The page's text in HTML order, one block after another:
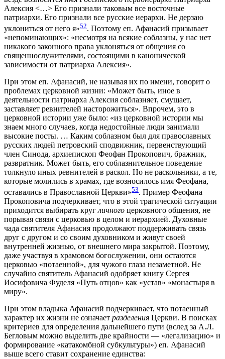
Алексия <…> Его признали таковым все восточные
патриархи. Его признали все русские иерархи. Не дерзаю
уклониться от него я»52. Поэтому еп. Афанасий призывает
«непоминающих»: «несмотря на всякие соблазны, у нас нет
никакого законного права уклоняться от общения со
священнослужителями, состоящими в канонической
зависимости от патриарха Алексия».
При этом еп. Афанасий, не называя их по имени, говорит о
проблемах церковной жизни: «Может быть, иное в
деятельности патриарха Алексия соблазняет, смущает,
заставляет ревнителей насторожиться». Впрочем, это в
церковной истории уже было: «из церковной истории мы
знаем много случаев, когда недостойные люди занимали
высокие посты. … Каким соблазном был для православных
русских людей петровский сподвижник, первенствующий
член Синода, архиепископ Феофан Прокопович, бражник,
развратник. Может быть, его соблазнительное поведение
толкнуло иных ревнителей в раскол. Но не раскольники, а те,
которые молились в храмах, где возносилось имя Феофана,
оставались в Православной Церкви»53. Пример Феофана
Прокоповича подчеркивает, что в этой трагической ситуации
приходится выбирать круг личного церковного общения, не
порывая связи с церковью в целом и иерархией. Духовные
чада святителя Афанасия продолжают поддерживать связь
друг с другом и со своим духовником и живут своей
внутренней жизнью, от внешнего мира закрытой. Поэтому,
даже участвуя в храмовом богослужении, они остаются
церковью «потаенной», для чужого глаза незаметной. Не
случайно святитель Афанасий одобряет книгу Сергея
Иосифовича Фуделя «Путь отцов» как «устав» «монастыря в
миру».
При этом владыка Афанасий подчеркивает, что потаенный
характер их жизни не означает разделения Церкви. В поисках
критериев для определения дальнейшего пути (вслед за А.Л.
Бегловым можно выделить две крайности — «легализацию» и
формирование «катакомбной субкультуры») еп. Афанасий
выше всего ставит сохранение единства: